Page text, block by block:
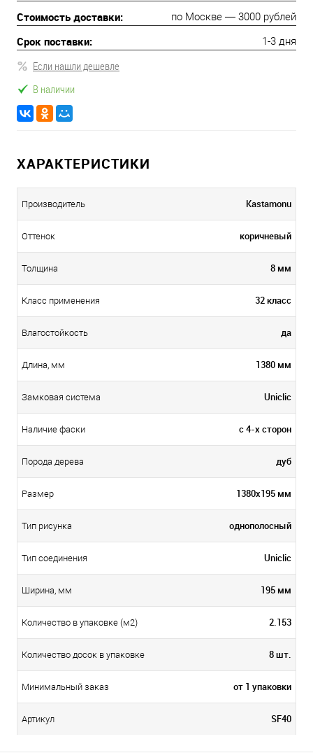
Стоимость доставки: по Москве — 3000 рублей
Срок поставки: 1-3 дня
Если нашли дешевле
В наличии
ХАРАКТЕРИСТИКИ
Производитель Kastamonu
Оттенок коричневый
Толщина 8 мм
Класс применения 32 класс
Влагостойкость да
Длина, мм 1380 мм
Замковая система Uniclic
Наличие фаски с 4-х сторон
Порода дерева дуб
Размер 1380х195 мм
Тип рисунка однополосный
Тип соединения Uniclic
Ширина, мм 195 мм
Количество в упаковке (м2) 2.153
Количество досок в упаковке 8 шт.
Минимальный заказ от 1 упаковки
Артикул SF40